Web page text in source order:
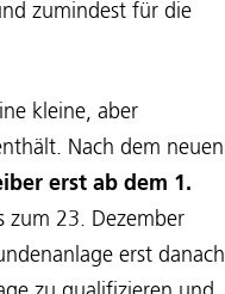
zumindest für die
kleine, aber
Nach dem neuen
erst ab dem 1.
zum 23. Dezember
erst danach